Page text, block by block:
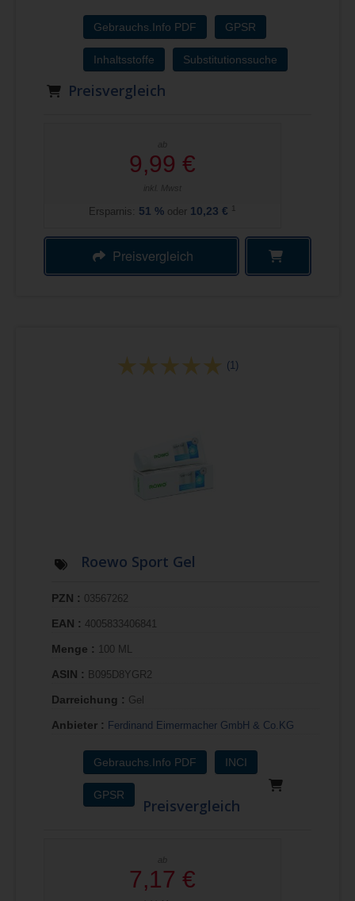
Gebrauchs.Info PDF GPSR
Inhaltsstoffe Substitutionssuche
Preisvergleich
ab
9,99 €
inkl. Mwst
Ersparnis: 51 % oder 10,23 € 1
Preisvergleich
(1)
Roewo Sport Gel
PZN : 03567262
EAN : 4005833406841
Menge : 100 ML
ASIN : B095D8YGR2
Darreichung : Gel
Anbieter : Ferdinand Eimermacher GmbH & Co.KG
Gebrauchs.Info PDF INCI
GPSR
Preisvergleich
ab
7,17 €